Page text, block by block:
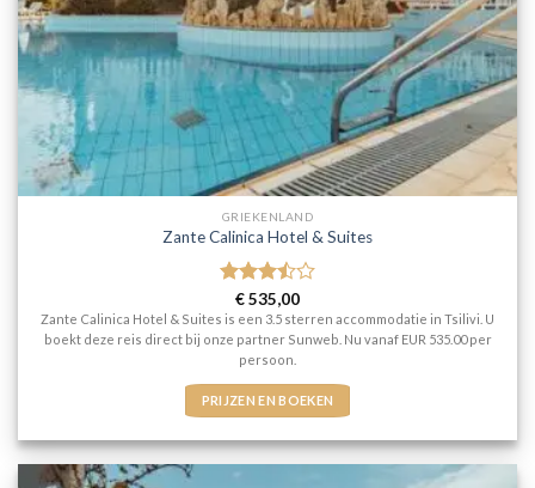
GRIEKENLAND
Zante Calinica Hotel & Suites
Gewaardeerd
3.5uit
5
€535,00
Zante Calinica Hotel & Suites is een 3.5 sterren accommodatie in Tsilivi. U
boekt deze reis direct bij onze partner Sunweb. Nu vanaf EUR 535.00 per
persoon.
PRIJZEN EN BOEKEN